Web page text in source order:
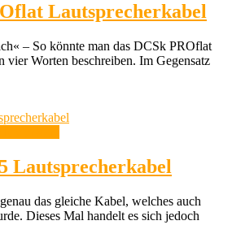
Lautsprecherkabel
– So könnte man das DCSk PROflat
Worten beschreiben. Im Gegensatz
Lautsprecherkabel
das gleiche Kabel, welches auch
Dieses Mal handelt es sich jedoch